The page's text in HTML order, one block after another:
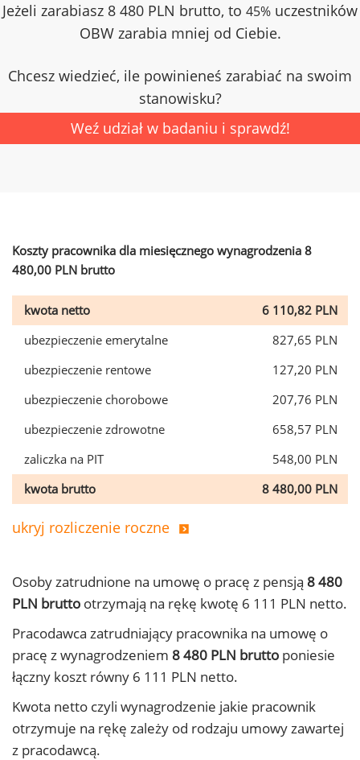
Jeżeli zarabiasz 8 480 PLN brutto, to 45% uczestników
OBW zarabia mniej od Ciebie.
Chcesz wiedzieć, ile powinieneś zarabiać na swoim
stanowisku?
Weź udział w badaniu i sprawdź!
Koszty pracownika dla miesięcznego wynagrodzenia 8
480,00 PLN brutto
kwota netto
6 110,82 PLN
ubezpieczenie emerytalne
827,65 PLN
ubezpieczenie rentowe
127,20 PLN
ubezpieczenie chorobowe
207,76 PLN
ubezpieczenie zdrowotne
658,57 PLN
zaliczka na PIT
548,00 PLN
kwota brutto
8 480,00 PLN
ukryj rozliczenie roczne
Osoby zatrudnione na umowę o pracę z pensją 8 480
PLN brutto otrzymają na rękę kwotę 6 111 PLN netto.
Pracodawca zatrudniający pracownika na umowę o
pracę z wynagrodzeniem 8 480 PLN brutto poniesie
łączny koszt równy 6 111 PLN netto.
Kwota netto czyli wynagrodzenie jakie pracownik
otrzymuje na rękę zależy od rodzaju umowy zawartej
z pracodawcą.